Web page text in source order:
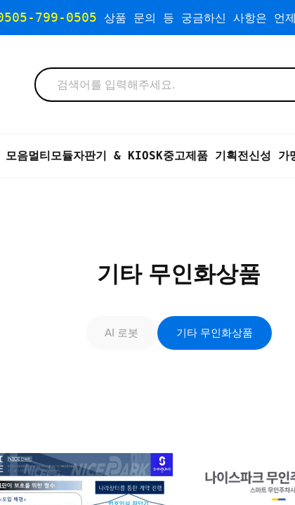
799-0505 상품 문의 등 궁금하신 사항은 언
모음멀티모듈자판기 & KIOSK중고제품 기획전신성 가
기타 무인화상품
AI 로봇 기타 무인화상품